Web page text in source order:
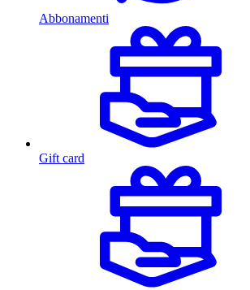
Abbonamenti
Gift card